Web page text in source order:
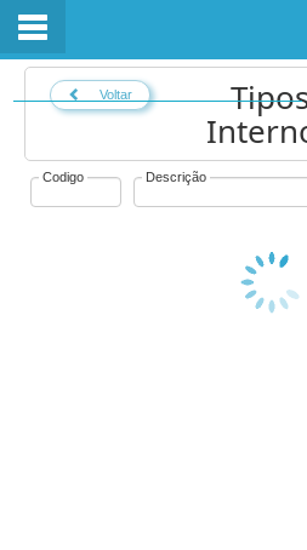
Voltar
Codigo Descrição